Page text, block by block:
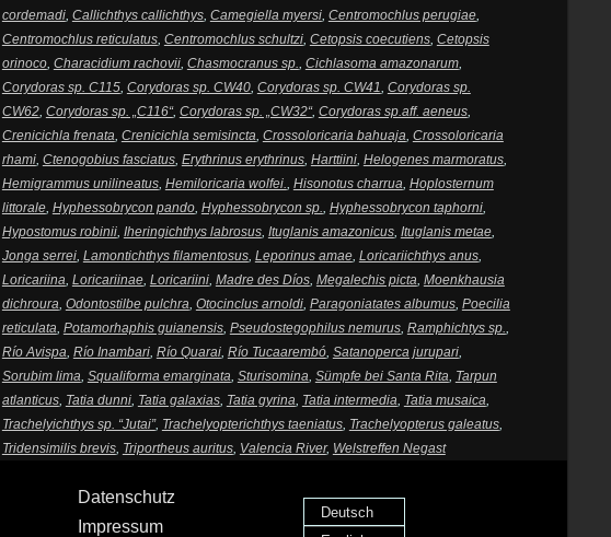
cordemadi, Callichthys callichthys, Camegiella myersi, Centromochlus perugiae,
Centromochlus reticulatus, Centromochlus schultzi, Cetopsis coecutiens, Cetopsis
orinoco, Characidium rachovii, Chasmocranus sp., Cichlasoma amazonarum,
Corydoras sp. C115, Corydoras sp. CW40, Corydoras sp. CW41, Corydoras sp.
CW62, Corydoras sp. „C116“, Corydoras sp. „CW32“, Corydoras sp.aff. aeneus,
Crenicichla frenata, Crenicichla semisincta, Crossoloricaria bahuaja, Crossoloricaria
rhami, Ctenogobius fasciatus, Erythrinus erythrinus, Harttiini, Helogenes marmoratus,
Hemigrammus unilineatus, Hemiloricaria wolfei., Hisonotus charrua, Hoplosternum
littorale, Hyphessobrycon pando, Hyphessobrycon sp., Hyphessobrycon taphorni,
Hypostomus robinii, Iheringichthys labrosus, Ituglanis amazonicus, Ituglanis metae,
Jonga serrei, Lamontichthys filamentosus, Leporinus amae, Loricariichthys anus,
Loricariina, Loricariinae, Loricariini, Madre des Díos, Megalechis picta, Moenkhausia
dichroura, Odontostilbe pulchra, Otocinclus arnoldi, Paragoniatates albumus, Poecilia
reticulata, Potamorhaphis guianensis, Pseudostegophilus nemurus, Ramphichtys sp.,
Río Avispa, Río Inambari, Río Quarai, Río Tucaarembó, Satanoperca jurupari,
Sorubim lima, Squaliforma emarginata, Sturisomina, Sümpfe bei Santa Rita, Tarpun
atlanticus, Tatia dunni, Tatia galaxias, Tatia gyrina, Tatia intermedia, Tatia musaica,
Trachelyichthys sp. “Jutai”, Trachelyopterichthys taeniatus, Trachelyopterus galeatus,
Tridensimilis brevis, Triportheus auritus, Valencia River, Welstreffen Negast
Datenschutz
Impressum
Deutsch